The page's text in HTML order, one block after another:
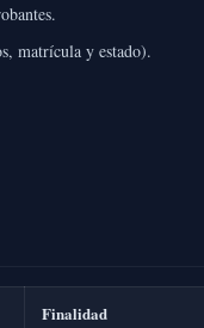
matrícula y estado).
Finalidad